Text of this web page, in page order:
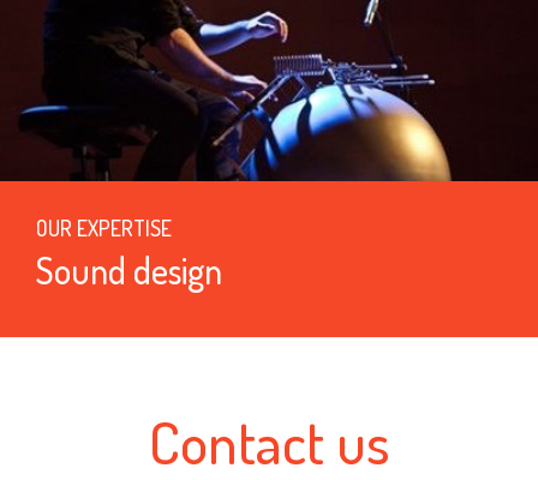
OUR EXPERTISE
Sound design
Contact us